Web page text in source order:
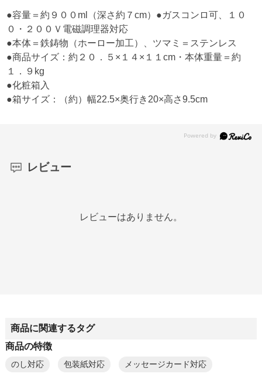
●容量＝約９００ml（深さ約７cm）●ガスコンロ可、１０
０・２００Ｖ電磁調理器対応
●本体＝鉄鋳物（ホーロー加工）、ツマミ＝ステンレス
●商品サイズ：約２０．５×１４×１１cm・本体重量＝約
１．９kg
●化粧箱入
●箱サイズ：（約）幅22.5×奥行き20×高さ9.5cm
レビュー
レビューはありません。
商品に関連するタグ
商品の特徴
のし対応 包装紙対応 メッセージカード対応